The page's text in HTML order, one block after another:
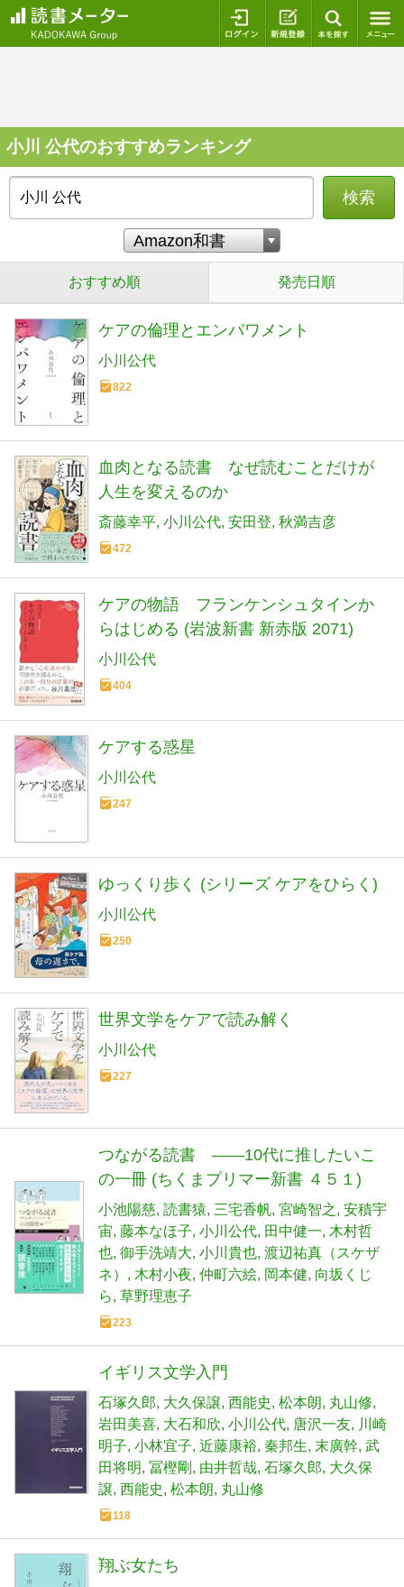
ログイン 新規登録
小川 公代のおすすめランキング
検索
おすすめ順 発売日順
ケアの倫理とエンパワメント
小川公代
822
血肉となる読書 なぜ読むことだけが
人生を変えるのか
斎藤幸平 小川公代 安田登 秋満吉彦
472
ケアの物語 フランケンシュタインか
らはじめる (岩波新書 新赤版 2071)
小川公代
404
ケアする惑星
小川公代
247
ゆっくり歩く (シリーズ ケアをひらく)
小川公代
250
世界文学をケアで読み解く
小川公代
227
つながる読書 ――10代に推したいこ
の一冊 (ちくまプリマー新書 ４５１)
小池陽慈 読書猿 三宅香帆 宮崎智之 安積宇
宙 藤本なほ子 小川公代 田中健一 木村哲
也 御手洗靖大 小川貴也 渡辺祐真（スケザ
ネ）
木村小夜 仲町六絵 岡本健 向坂くじ
ら 草野理恵子
223
イギリス文学入門
石塚久郎 大久保譲 西能史 松本朗 丸山修
岩田美喜 大石和欣 小川公代 唐沢一友
川崎
明子 小林宜子 近藤康裕 秦邦生 末廣幹 武
田将明 冨樫剛 由井哲哉 石塚久郎 大久保
譲 西能史 松本朗 丸山修
118
翔ぶ女たち